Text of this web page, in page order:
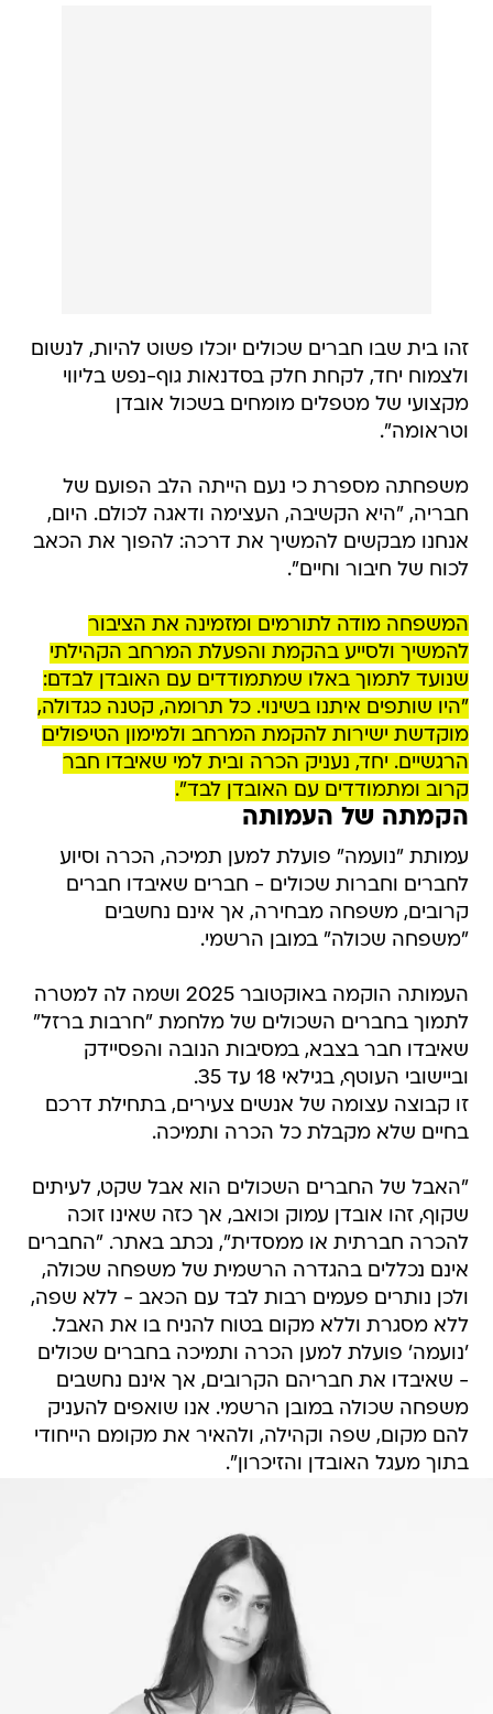
זהו בית שבו חברים שכולים יוכלו פשוט להיות, לנשום
ולצמוח יחד, לקחת חלק בסדנאות גוף-נפש בליווי
מקצועי של מטפלים מומחים בשכול אובדן
וטראומה".
משפחתה מספרת כי נעם הייתה הלב הפועם של
חבריה, "היא הקשיבה, העצימה ודאגה לכולם. היום,
אנחנו מבקשים להמשיך את דרכה: להפוך את הכאב
לכוח של חיבור וחיים".
המשפחה מודה לתורמים ומזמינה את הציבור
להמשיך ולסייע בהקמת והפעלת המרחב הקהילתי
שנועד לתמוך באלו שמתמודדים עם האובדן לבדם:
"היו שותפים איתנו בשינוי. כל תרומה, קטנה כגדולה,
מוקדשת ישירות להקמת המרחב ולמימון הטיפולים
הרגשיים. יחד, נעניק הכרה ובית למי שאיבדו חבר
קרוב ומתמודדים עם האובדן לבד".
הקמתה של העמותה
עמותת "נועמה" פועלת למען תמיכה, הכרה וסיוע
לחברים וחברות שכולים - חברים שאיבדו חברים
קרובים, משפחה מבחירה, אך אינם נחשבים
"משפחה שכולה" במובן הרשמי.
העמותה הוקמה באוקטובר 2025 ושמה לה למטרה
לתמוך בחברים השכולים של מלחמת "חרבות ברזל"
שאיבדו חבר בצבא, במסיבות הנובה והפסיידק
וביישובי העוטף, בגילאי 18 עד 35.
זו קבוצה עצומה של אנשים צעירים, בתחילת דרכם
בחיים שלא מקבלת כל הכרה ותמיכה.
"האבל של החברים השכולים הוא אבל שקט, לעיתים
שקוף, זהו אובדן עמוק וכואב, אך כזה שאינו זוכה
להכרה חברתית או ממסדית", נכתב באתר. "החברים
אינם נכללים בהגדרה הרשמית של משפחה שכולה,
ולכן נותרים פעמים רבות לבד עם הכאב - ללא שפה,
ללא מסגרת וללא מקום בטוח להניח בו את האבל.
'נועמה' פועלת למען הכרה ותמיכה בחברים שכולים
- שאיבדו את חבריהם הקרובים, אך אינם נחשבים
משפחה שכולה במובן הרשמי. אנו שואפים להעניק
להם מקום, שפה וקהילה, ולהאיר את מקומם הייחודי
בתוך מעגל האובדן והזיכרון".